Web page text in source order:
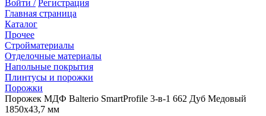
Войти / Регистрация
Главная страница
Каталог
Прочее
Стройматериалы
Отделочные материалы
Напольные покрытия
Плинтусы и порожки
Порожки
Порожек МДФ Balterio SmartProfile 3-в-1 662 Дуб Медовый
1850x43,7 мм